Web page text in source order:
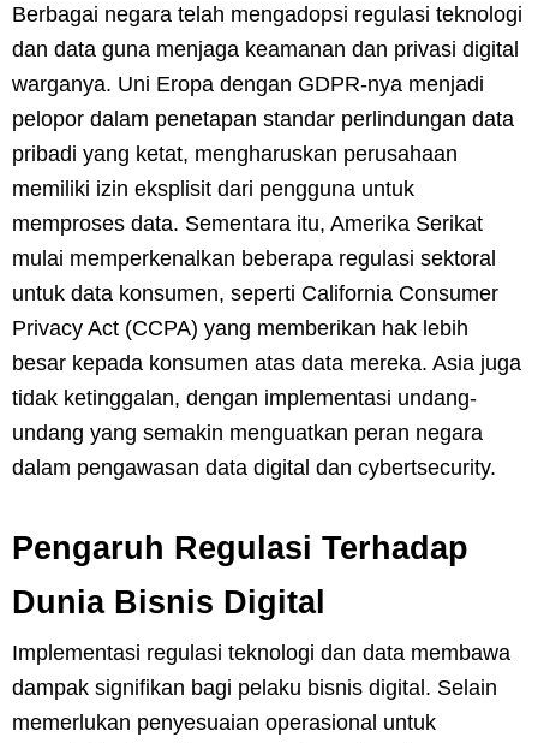
Berbagai negara telah mengadopsi regulasi teknologi
dan data guna menjaga keamanan dan privasi digital
warganya. Uni Eropa dengan GDPR-nya menjadi
pelopor dalam penetapan standar perlindungan data
pribadi yang ketat, mengharuskan perusahaan
memiliki izin eksplisit dari pengguna untuk
memproses data. Sementara itu, Amerika Serikat
mulai memperkenalkan beberapa regulasi sektoral
untuk data konsumen, seperti California Consumer
Privacy Act (CCPA) yang memberikan hak lebih
besar kepada konsumen atas data mereka. Asia juga
tidak ketinggalan, dengan implementasi undang-
undang yang semakin menguatkan peran negara
dalam pengawasan data digital dan cybertsecurity.
Pengaruh Regulasi Terhadap
Dunia Bisnis Digital
Implementasi regulasi teknologi dan data membawa
dampak signifikan bagi pelaku bisnis digital. Selain
memerlukan penyesuaian operasional untuk